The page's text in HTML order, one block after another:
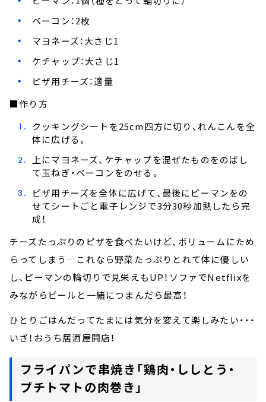
ベーコン：2枚
マヨネーズ：大さじ1
ケチャップ：大さじ1
ピザ用チーズ：適量
■作り方
クッキングシートを25cm四方に切り、れんこんを全
体に広げる。
上にマヨネーズ、ケチャップを混ぜたものをのばし
て玉ねぎ・ベーコンをのせる。
ピザ用チーズを全体に広げて、最後にピーマンをの
せてシートごと電子レンジで3分30秒加熱したら完
成！
チーズたっぷりのピザを食べたいけど、ボリュームにため
らってしまう…これなら野菜たっぷりとれて体に優しい
し、ピーマンの輪切りで見栄えもUP！ソファでNetflixを
みながらビールと一緒につまんだら最高！
ひとりごはんだってたまには気分を変えて楽しみたい・・・
いざ！おうち居酒屋開店！
フライパンで串焼き「鶏肉・ししとう・
プチトマトの肉巻き」